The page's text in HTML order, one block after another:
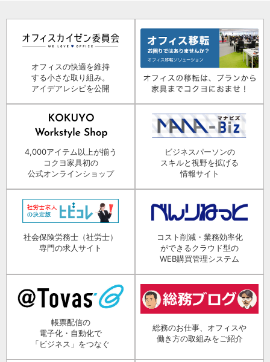
オフィスの快適を維持
する小さな取り組み。
アイデアレシピを公開
4,000アイテム以上が揃う
コクヨ家具初の
公式オンラインショップ
ビジネスパーソンの
スキルと視野を拡げる
情報サイト
社会保険労務士（社労士）
専門の求人サイト
コスト削減・業務効率化
ができるクラウド型の
WEB購買管理システム
帳票配信の
電子化・自動化で
「ビジネス」をつなぐ
総務のお仕事、オフィスや
働き方の取組みをご紹介